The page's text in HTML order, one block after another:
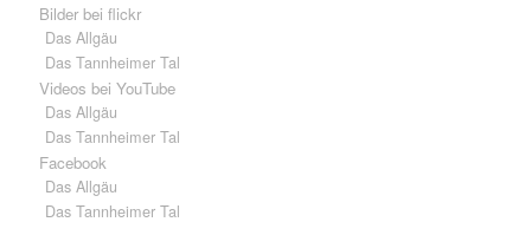
Bilder bei flickr
Das Allgäu
Das Tannheimer Tal
Videos bei YouTube
Das Allgäu
Das Tannheimer Tal
Facebook
Das Allgäu
Das Tannheimer Tal